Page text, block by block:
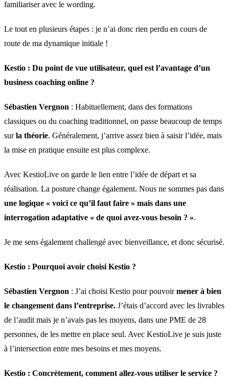
familiariser avec le wording.
Le tout en plusieurs étapes : je n’ai donc rien perdu en cours de
route de ma dynamique initiale !
Kestio : Du point de vue utilisateur, quel est l’avantage d’un
business coaching online ?
Sébastien Vergnon : Habituellement, dans des formations
classiques ou du coaching traditionnel, on passe beaucoup de temps
surla théorie. Généralement, j’arrive assez bien à saisir l’idée, mais
la mise en pratique ensuite est plus complexe.
Avec KestioLive on garde le lien entre l’idée de départ et sa
réalisation. La posture change également. Nous ne sommes pas dans
une logique « voici ce qu’il faut faire » mais dans une
interrogation adaptative « de quoi avez-vous besoin ? ».
Je me sens également challengé avec bienveillance, et donc sécurisé.
Kestio : Pourquoi avoir choisi Kestio ?
Sébastien Vergnon : J’ai choisi Kestio pour pouvoirmener à bien
le changement dans l’entreprise. J’étais d’accord avec les livrables
de l’audit mais je n’avais pas les moyens, dans une PME de 28
personnes, de les mettre en place seul. Avec KestioLive je suis juste
à l’intersection entre mes besoins et mes moyens.
Kestio : Concrètement, comment allez-vous utiliser le service ?